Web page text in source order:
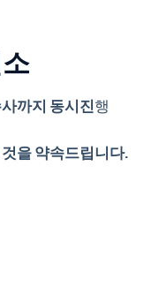
까지 동시진행
을 약속드립니다.